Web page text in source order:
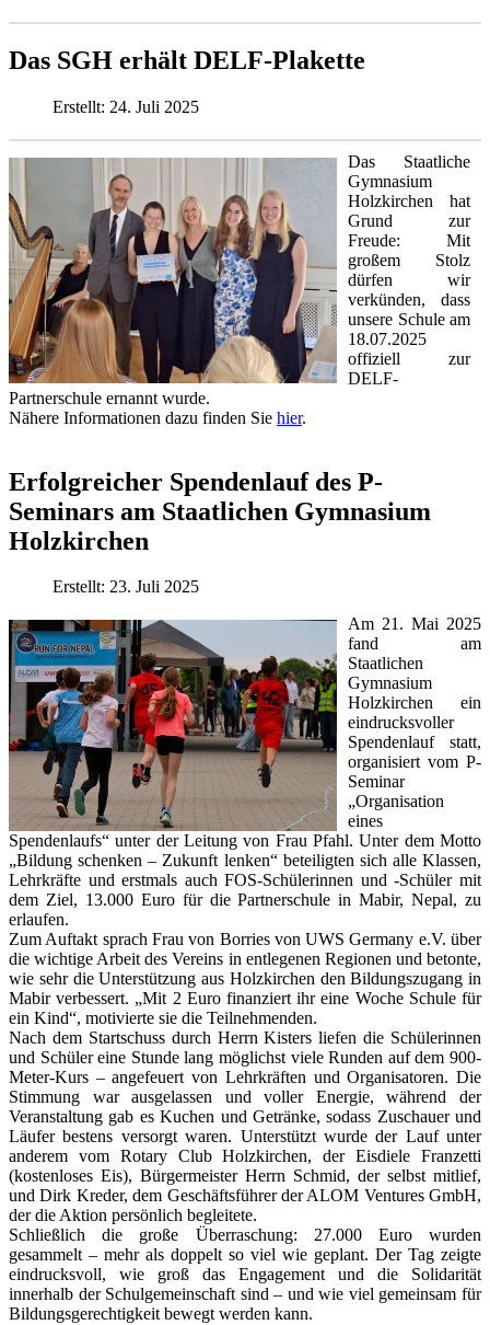
Das SGH erhält DELF-Plakette
Erstellt: 24. Juli 2025
Das Staatliche
Gymnasium
Holzkirchen hat
Grund zur
Freude: Mit
großem Stolz
dürfen wir
verkünden, dass
unsere Schule am
18.07.2025
offiziell zur
DELF-
Partnerschule ernannt wurde.
Nähere Informationen dazu finden Sie hier.
Erfolgreicher Spendenlauf des P-
Seminars am Staatlichen Gymnasium
Holzkirchen
Erstellt: 23. Juli 2025
Am 21. Mai 2025
fand am
Staatlichen
Gymnasium
Holzkirchen ein
eindrucksvoller
Spendenlauf statt,
organisiert vom P-
Seminar
„Organisation
eines
Spendenlaufs“ unter der Leitung von Frau Pfahl. Unter dem Motto
„Bildung schenken – Zukunft lenken“ beteiligten sich alle Klassen,
Lehrkräfte und erstmals auch FOS-Schülerinnen und -Schüler mit
dem Ziel, 13.000 Euro für die Partnerschule in Mabir, Nepal, zu
erlaufen.
Zum Auftakt sprach Frau von Borries von UWS Germany e.V. über
die wichtige Arbeit des Vereins in entlegenen Regionen und betonte,
wie sehr die Unterstützung aus Holzkirchen den Bildungszugang in
Mabir verbessert. „Mit 2 Euro finanziert ihr eine Woche Schule für
ein Kind“, motivierte sie die Teilnehmenden.
Nach dem Startschuss durch Herrn Kisters liefen die Schülerinnen
und Schüler eine Stunde lang möglichst viele Runden auf dem 900-
Meter-Kurs – angefeuert von Lehrkräften und Organisatoren. Die
Stimmung war ausgelassen und voller Energie, während der
Veranstaltung gab es Kuchen und Getränke, sodass Zuschauer und
Läufer bestens versorgt waren. Unterstützt wurde der Lauf unter
anderem vom Rotary Club Holzkirchen, der Eisdiele Franzetti
(kostenloses Eis), Bürgermeister Herrn Schmid, der selbst mitlief,
und Dirk Kreder, dem Geschäftsführer der ALOM Ventures GmbH,
der die Aktion persönlich begleitete.
Schließlich die große Überraschung: 27.000 Euro wurden
gesammelt – mehr als doppelt so viel wie geplant. Der Tag zeigte
eindrucksvoll, wie groß das Engagement und die Solidarität
innerhalb der Schulgemeinschaft sind – und wie viel gemeinsam für
Bildungsgerechtigkeit bewegt werden kann.